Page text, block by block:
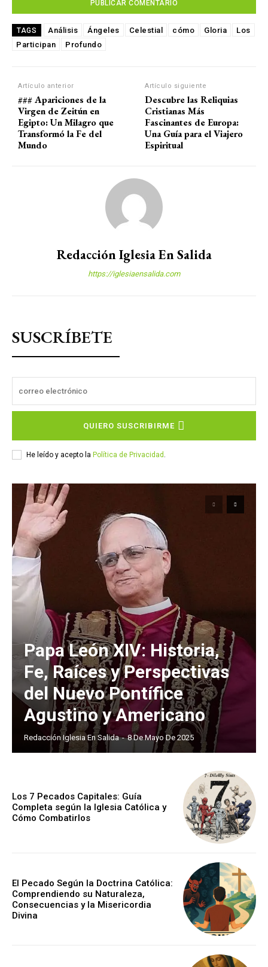
TAGS Análisis Ángeles Celestial cómo Gloria
Los
Participan
Profundo
Artículo anterior
### Apariciones de la
Virgen de Zeitún en
Egipto: Un Milagro que
Transformó la Fe del
Mundo
Artículo siguiente
Descubre las Reliquias
Cristianas Más
Fascinantes de Europa:
Una Guía para el Viajero
Espiritual
Redacción Iglesia En Salida
https://iglesiaensalida.com
SUSCRÍBETE
QUIERO SUSCRIBIRME
He leído y acepto la Política de Privacidad
Papa León XIV: Historia,
Fe, Raíces y Perspectivas
del Nuevo Pontífice
Agustino y Americano
Redacción Iglesia En Salida - 8 De Mayo De 2025
Los 7 Pecados Capitales: Guía
Completa según la Iglesia Católica y
Cómo Combatirlos
El Pecado Según la Doctrina Católica:
Comprendiendo su Naturaleza,
Consecuencias y la Misericordia
Divina